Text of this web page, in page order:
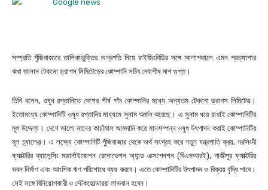
সম্প্রতি পুঁজিবাজারে তালিকাভুক্তির অগ্রগতি নিয়ে রাইজিংবিডির সঙ্গে আলাপকালে এমন প্রত্যাশার
কথা জানান টেকনো ড্রাগস লিমিটেডের কোম্পানি সচিব দেবাশীষ দাশ গুপ্ত।
তিনি বলেন, ওষুধ রপ্তানিতে দেশের শীর্ষ পাঁচ কোম্পানির মধ্যে অন্যতম টেকনো ড্রাগস লিমিটেড।
ইতোমধ্যে কোম্পানিটি ওষুধ রপ্তানির মাধ্যমে সুনাম অর্জন করেছে। এ সুনাম ধরে রাখাই কোম্পানিটির
মূল উদ্দেশ্য। দেশে ভালো মানের কাচাঁমাল আমদানি করে মানসম্পন্ন ওষুধ উৎপাদন করাই কোম্পানিটির
মূল চ্যালেঞ্জ। এ লক্ষ্যে কোম্পানিটি পুঁজিবাজার থেকে অর্থ সংগ্রহ করে নতুন যন্ত্রপাতি ক্রয়, নরসিংদী
ফ্যাক্টরির ব্যালেন্সিং মডার্নাইজেশন রেনোভেশন অ্যান্ড এক্সপেনশন (বিএমআরই), গাজীপুর ফ্যাক্টরির
ভবন নির্মাণ এবং আংশিক ঋণ পরিশোধে ব্যয় করবে। এতে কোম্পানিটির উৎপাদন ও বিক্রয় বৃদ্ধি পাবে।
সেই সঙ্গে বিনিয়োগকারী ও স্টেকহোল্ডাররা লাভবান হবেন।